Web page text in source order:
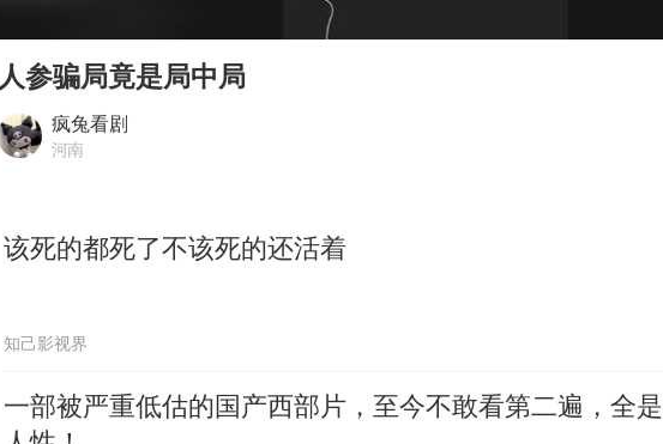
国防部：中国军队坚决反制任何闹海挑衅图谋
欧阳娜娜窦靖童好搭
夯实基础开新局
人参骗局竟是局中局
疯兔看剧
河南
该死的都死了不该死的还活着
知己影视界
一部被严重低估的国产西部片，至今不敢看第二遍，全是